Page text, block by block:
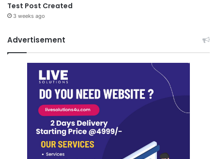
Test Post Created
3 weeks ago
Advertisement